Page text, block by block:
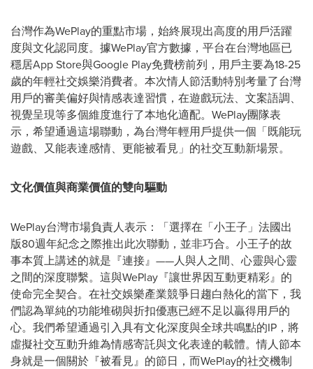
台灣作為WePlay的重點市場，始終展現出高度的用戶活躍
度與文化認同度。據WePlay官方數據，平台在台灣地區已
穩居App Store與Google Play免費榜前列，用戶主要為18-25
歲的年輕社交娛樂消費者。本次情人節活動特別考量了台灣
用戶的審美偏好與情感表達習慣，在遊戲玩法、文案語調、
視覺呈現等多個維度進行了本地化適配。WePlay團隊表
示，希望通過這場聯動，為台灣年輕用戶提供一個「既能玩
遊戲、又能表達感情、更能被看見」的社交互動新場景。
文化價值與商業價值的雙向驅動
WePlay台灣市場負責人表示：「選擇在「小王子」法國出
版80週年紀念之際推出此次聯動，並非巧合。小王子的故
事本質上講述的就是『連接』——人與人之間、心靈與心靈
之間的深度聯繫。這與WePlay『讓世界因互動更精彩』的
使命完全契合。在社交娛樂產業競爭日趨白熱化的當下，我
們認為單純的功能堆砌與折扣優惠已經不足以贏得用戶的
心。我們希望通過引入具有文化深度與全球共鳴點的IP，將
虛擬社交互動升維為情感寄託與文化表達的載體。情人節本
身就是一個關於『被看見』的節日，而WePlay的社交機制